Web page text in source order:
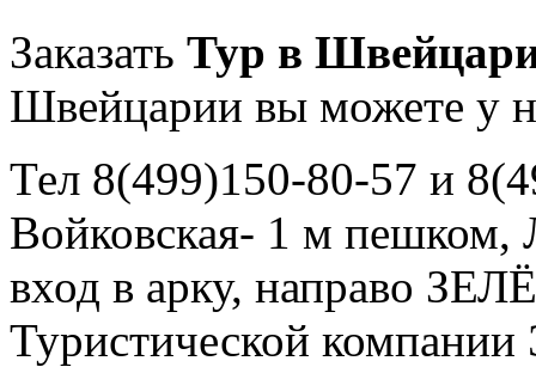
Заказать Тур в
Швейцарии вы можете у
Тел 8(499)150-80-57 и
Войковская- 1 м пешком,
вход в арку, направо
Туристической